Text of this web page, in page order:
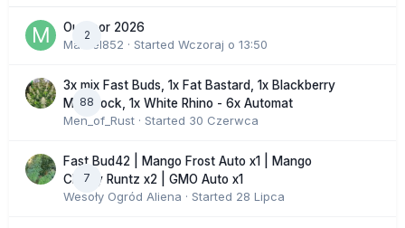
2
Outdoor 2026
Marcel852 · Started Wczoraj o 13:50
88
3x mix Fast Buds, 1x Fat Bastard, 1x Blackberry
Moonrock, 1x White Rhino - 6x Automat
Men_of_Rust · Started 30 Czerwca
7
Fast Bud42 | Mango Frost Auto x1 | Mango
Cherry Runtz x2 | GMO Auto x1
Wesoły Ogród Aliena · Started 28 Lipca